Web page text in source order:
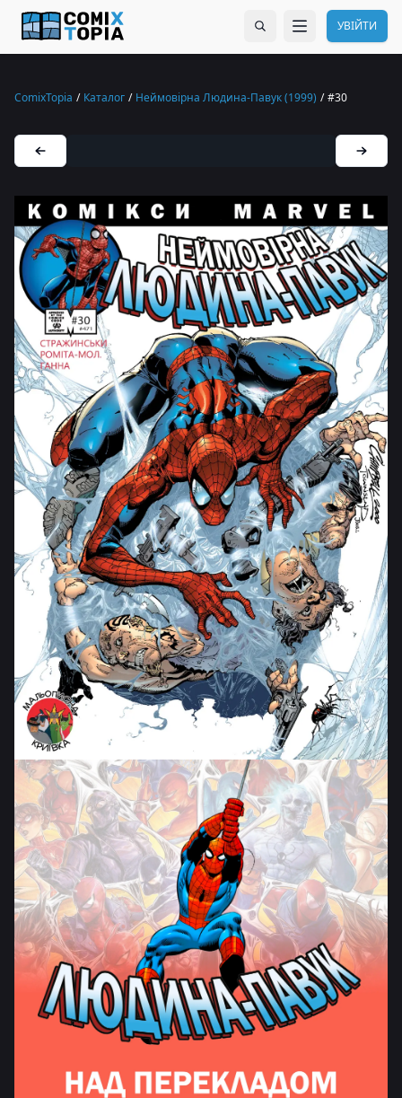
УВІЙТИ
ComixTopia / Каталог / Неймовірна Людина-Павук (1999) / #30